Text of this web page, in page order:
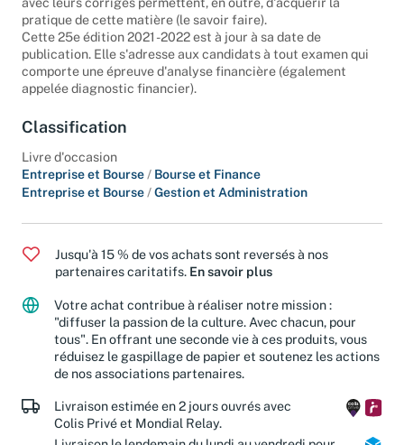
avec leurs corrigés permettent, en outre, d'acquérir la
pratique de cette matière (le savoir faire).
Cette 25e édition 2021 -2022 est à jour à sa date de
publication. Elle s'adresse aux candidats à tout examen qui
comporte une épreuve d'analyse financière (également
appelée diagnostic financier).
Classification
Livre d'occasion
Entreprise et Bourse / Bourse et Finance
Jusqu'à 15 % de vos achats sont reversés à nos
partenaires caritatifs.
En savoir plus
Votre achat contribue à réaliser notre mission :
"diffuser la passion de la culture. Avec chacun, pour
tous". En offrant une seconde vie à ces produits, vous
réduisez le gaspillage de papier et soutenez les actions
de nos associations partenaires.
Livraison estimée en 2 jours ouvrés avec
Colis Privé et Mondial Relay.